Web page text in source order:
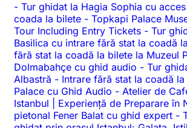
- Tur ghidat la Hagia Sophia cu
coada la bilete - Topkapi Palace
Tour Including Entry Tickets - Tur
Basilica cu intrare fără stat la coadă
fără stat la coadă la bilete la Muzeul
Dolmabahçe cu ghid audio - Tur
Albastră - Intrare fără stat la coadă
Palace cu Ghid Audio - Atelier de
Istanbul | Experiență de Preparare în
pietonal Fener Balat cu ghid expert -